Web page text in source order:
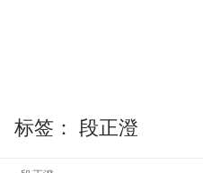
标签： 段正澄